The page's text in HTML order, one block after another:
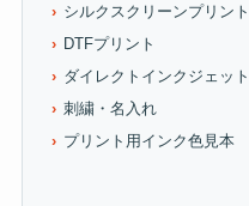
シルクスクリーンプリント
DTFプリント
ダイレクトインクジェット
刺繍・名入れ
プリント用インク色見本